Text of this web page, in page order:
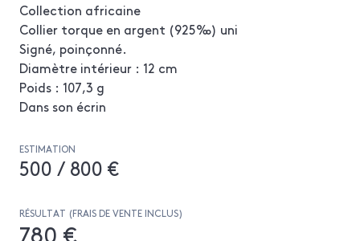
Collection africaine
Collier torque en argent (925‰) uni
Signé, poinçonné.
Diamètre intérieur : 12 cm
Poids : 107,3 g
Dans son écrin
ESTIMATION
500 / 800 €
RÉSULTAT (FRAIS DE VENTE INCLUS)
780 €